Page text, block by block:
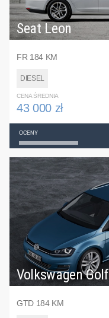
Seat Leon
FR 184 KM
DIESEL
CENA ŚREDNIA
43 000 zł
OCENY
Volkswagen Golf
GTD 184 KM